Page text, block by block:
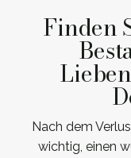
Finden
Nach dem
wichtig, einen